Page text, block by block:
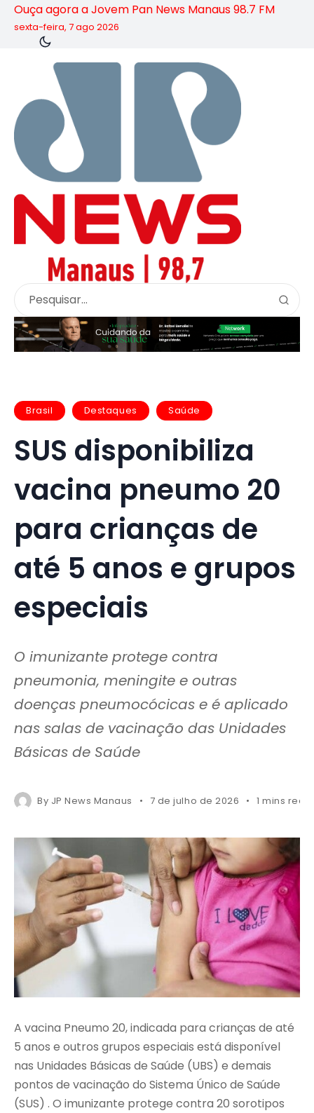
Ouça agora a Jovem Pan News Manaus 98.7 FM
sexta-feira, 7 ago 2026
Brasil Destaques Saúde
SUS disponibiliza
vacina pneumo 20
para crianças de
até 5 anos e grupos
especiais
O imunizante protege contra
pneumonia, meningite e outras
doenças pneumocócicas e é aplicado
nas salas de vacinação das Unidades
Básicas de Saúde
By JP News Manaus 7 de julho de 2026 1 mins read
A vacina Pneumo 20, indicada para crianças de até
5 anos e outros grupos especiais está disponível
nas Unidades Básicas de Saúde (UBS) e demais
pontos de vacinação do Sistema Único de Saúde
(SUS) . O imunizante protege contra 20 sorotipos